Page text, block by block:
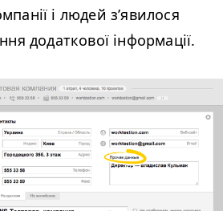
і людей з’явилося
додаткової інформації.